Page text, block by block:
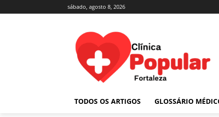
sábado, agosto 8, 2026
TODOS OS ARTIGOS GLOSSÁRIO